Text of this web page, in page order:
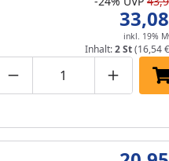
Produktmenge um eins
Produktmenge
inkl. 19%
Inhalt:2 St(16,54